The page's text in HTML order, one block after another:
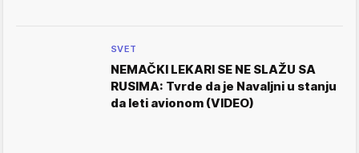
SVET
NEMAČKI LEKARI SE NE SLAŽU SA
RUSIMA: Tvrde da je Navaljni u stanju
da leti avionom (VIDEO)